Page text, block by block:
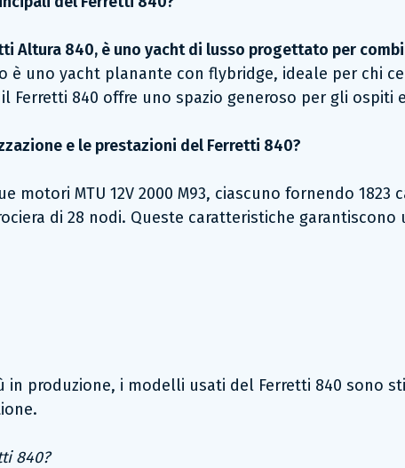
Altura 840, è uno yacht di lusso progettato per
è uno yacht planante con flybridge, ideale per chi
Ferretti 840 offre uno spazio generoso per gli ospiti
e le prestazioni del Ferretti 840?
motori MTU 12V 2000 M93, ciascuno fornendo
di 28 nodi. Queste caratteristiche
in produzione, i modelli usati del Ferretti 840 sono
840?